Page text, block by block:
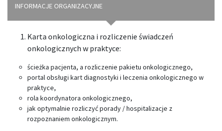
INFORMACJE ORGANIZACYJNE
Karta onkologiczna i rozliczenie świadczeń
onkologicznych w praktyce:
ścieżka pacjenta, a rozliczenie pakietu onkologicznego,
portal obsługi kart diagnostyki i leczenia onkologicznego w
praktyce,
rola koordynatora onkologicznego,
jak optymalnie rozliczyć porady / hospitalizacje z
rozpoznaniem onkologicznym.